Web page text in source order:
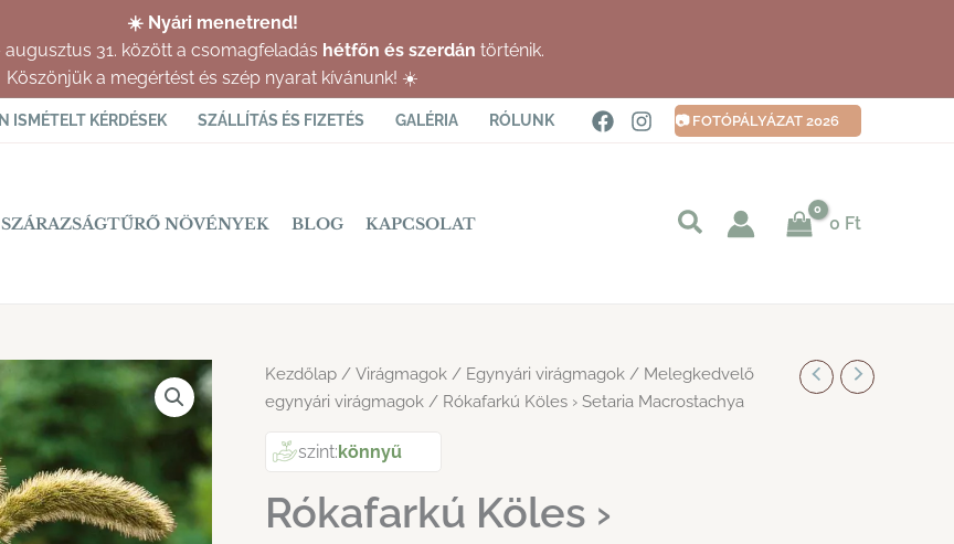
☀️ Nyári menetrend!
augusztus 31. között a csomagfeladás hétfőn és szerdán történik.
Köszönjük a megértést és szép nyarat kívánunk! ☀️
ISMÉTELT KÉRDÉSEK SZÁLLÍTÁS ÉS FIZETÉS GALÉRIA RÓLUNK 📷 FOTÓPÁLYÁZAT 2026
SZÁRAZSÁGTŰRŐ NÖVÉNYEK BLOG KAPCSOLAT
Keresés
0 Ft
Kezdőlap / Virágmagok / Egynyári virágmagok / Melegkedvelő
egynyári virágmagok / Rókafarkú Köles › Setaria Macrostachya
szint:könnyű
Rókafarkú Köles ›